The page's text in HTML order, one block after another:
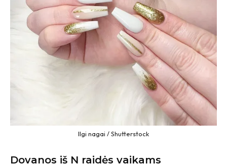
Ilgi nagai / Shutterstock
Dovanos iš N raidės vaikams